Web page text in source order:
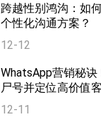
跨越性别鸿沟：如
个性化沟通方案？
12-12
WhatsApp营销秘
尸号并定位高价值
12-11